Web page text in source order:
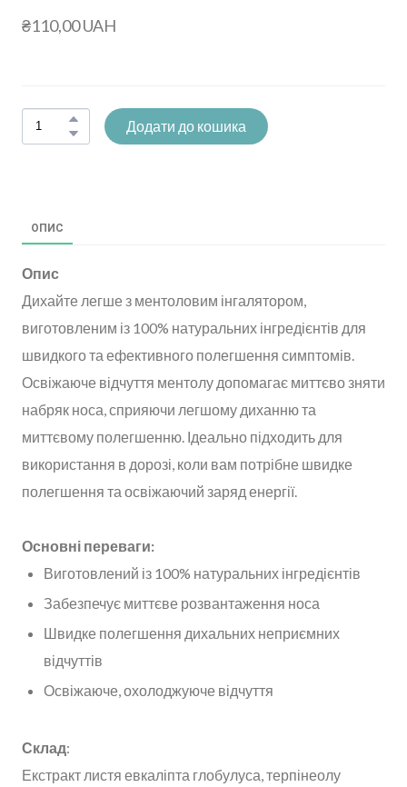
₴110,00 UAH
Додати до кошика
ОПИС
Опис
Дихайте легше з ментоловим інгалятором,
виготовленим із 100% натуральних інгредієнтів для
швидкого та ефективного полегшення симптомів.
Освіжаюче відчуття ментолу допомагає миттєво зняти
набряк носа, сприяючи легшому диханню та
миттєвому полегшенню. Ідеально підходить для
використання в дорозі, коли вам потрібне швидке
полегшення та освіжаючий заряд енергії.
Основні переваги:
Виготовлений із 100% натуральних інгредієнтів
Забезпечує миттєве розвантаження носа
Швидке полегшення дихальних неприємних
відчуттів
Освіжаюче, охолоджуюче відчуття
Склад:
Екстракт листя евкаліпта глобулуса, терпінеолу